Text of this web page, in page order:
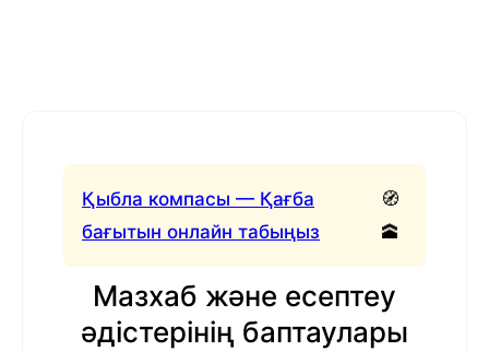
Қыбла компасы — Қағба
бағытын онлайн табыңыз
🧭
🕋
Мазхаб және есептеу
әдістерінің баптаулары